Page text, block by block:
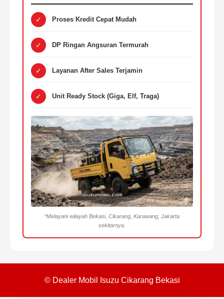
✓ Proses Kredit Cepat Mudah
✓ DP Ringan Angsuran Termurah
✓ Layanan After Sales Terjamin
✓ Unit Ready Stock (Giga, Elf, Traga)
*Melayani wilayah Bekasi, Cikarang, Karawang, Jakarta
sekitarnya.
© Dealer Mobil Isuzu Cikarang Bekasi